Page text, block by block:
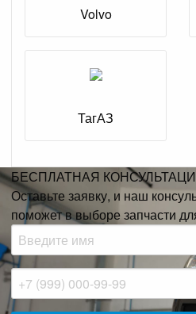
Volvo
ТагАЗ
БЕСПЛАТНАЯ
Оставьте заявку, и наш
поможет в выборе запчасти